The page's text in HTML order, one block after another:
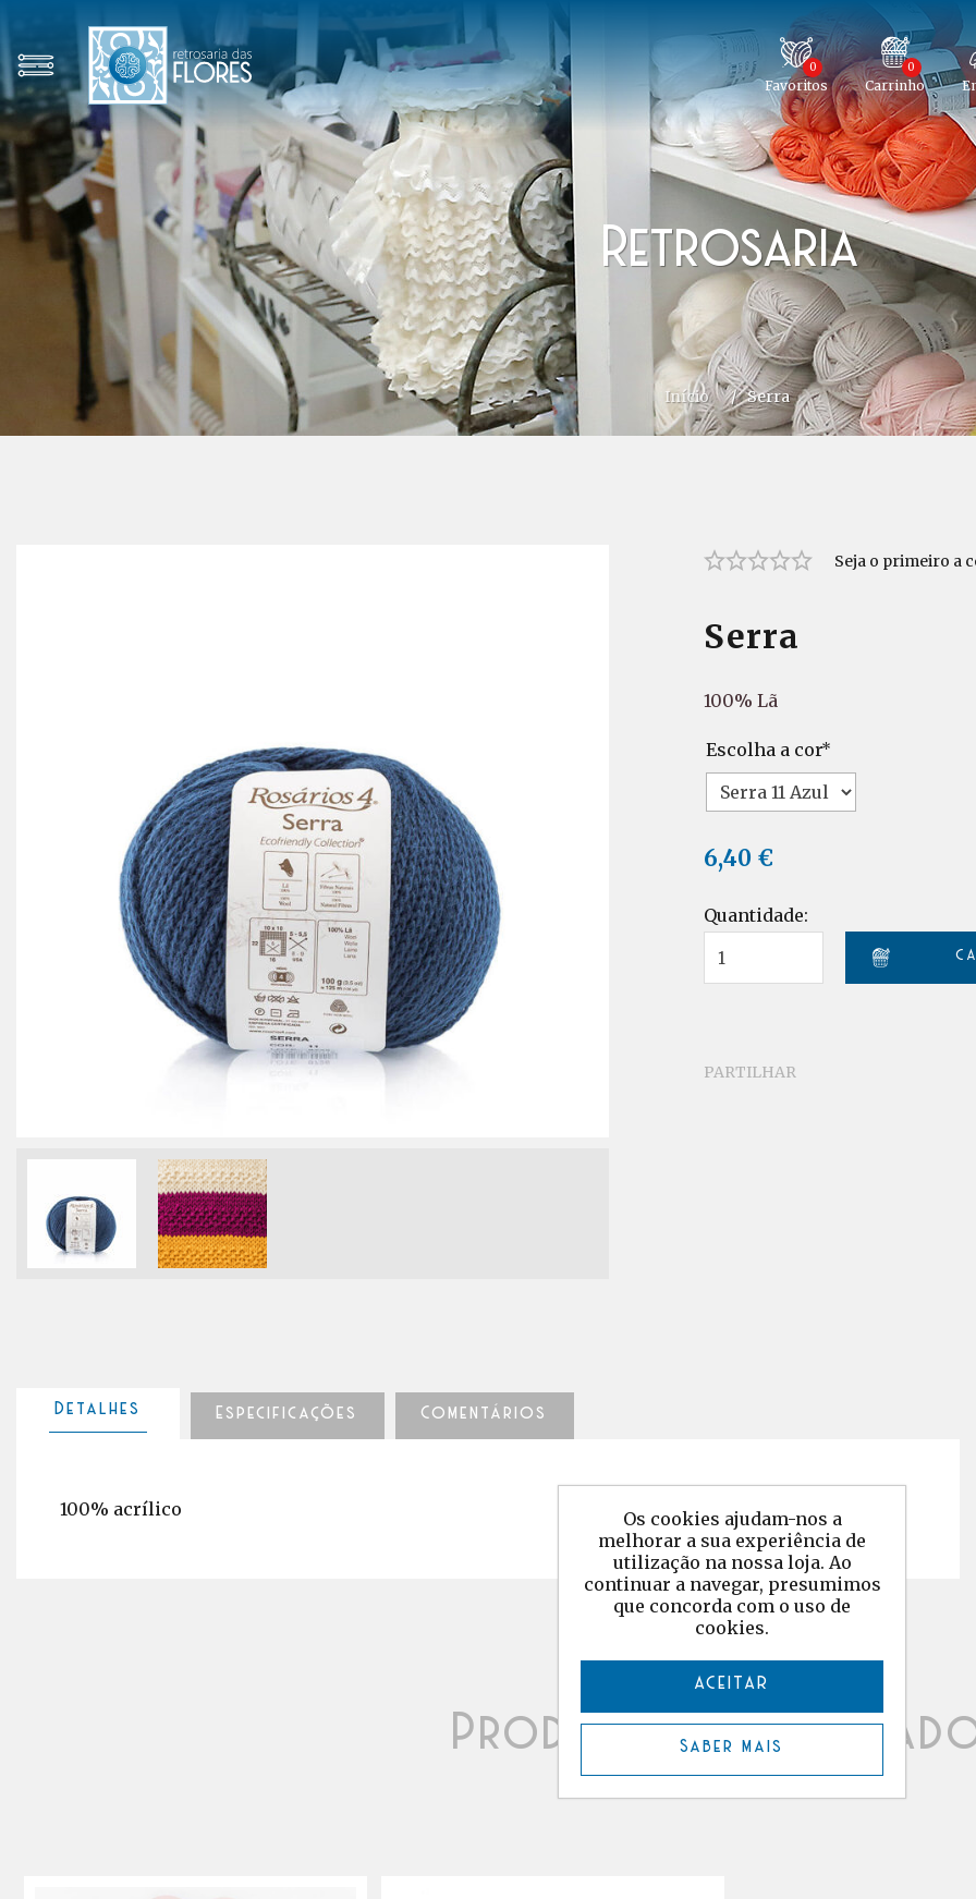
Favoritos
0
Carrinho
0
Retrosaria
Início / Serra
Seja o primeiro a
Serra
100% Lã
Escolha a cor*
6,40 €
Quantidade:
PARTILHAR
Detalhes Especificações Comentários
100% acrílico
Produtos
Os cookies ajudam-nos a
melhorar a sua experiência de
utilização na nossa loja. Ao
continuar a navegar, presumimos
que concorda com o uso de
cookies.
ACEITAR
Saber mais